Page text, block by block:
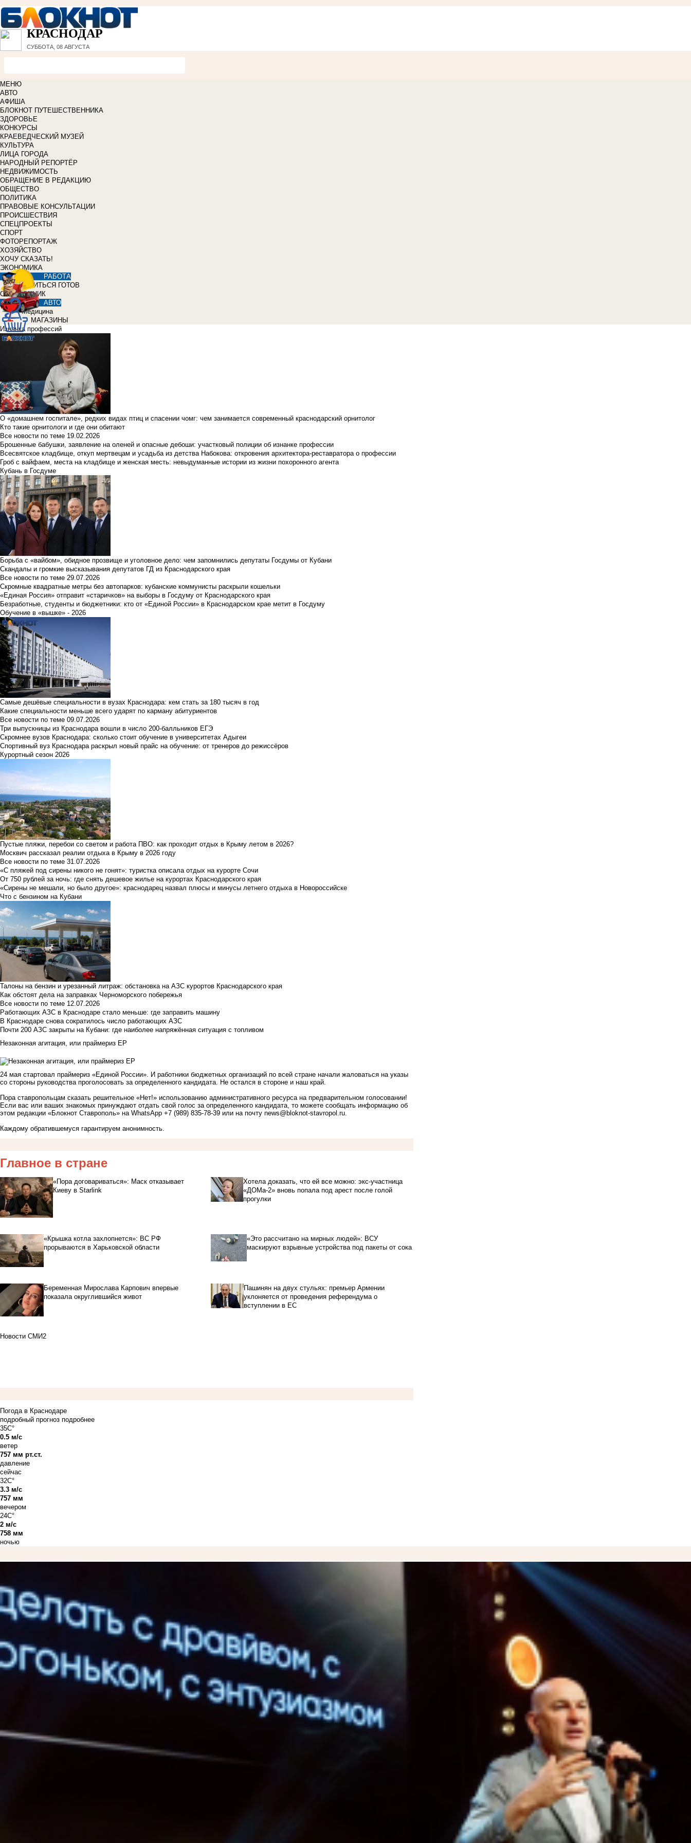
КРАСНОДАР
СУББОТА, 08 АВГУСТА
МЕНЮ
АВТО
АФИША
БЛОКНОТ ПУТЕШЕСТВЕННИКА
ЗДОРОВЬЕ
КОНКУРСЫ
КРАЕВЕДЧЕСКИЙ МУЗЕЙ
КУЛЬТУРА
ЛИЦА ГОРОДА
НАРОДНЫЙ РЕПОРТЁР
НЕДВИЖИМОСТЬ
ОБРАЩЕНИЕ В РЕДАКЦИЮ
ОБЩЕСТВО
ПОЛИТИКА
ПРАВОВЫЕ КОНСУЛЬТАЦИИ
ПРОИСШЕСТВИЯ
СПЕЦПРОЕКТЫ
СПОРТ
ФОТОРЕПОРТАЖ
ХОЗЯЙСТВО
ХОЧУ СКАЗАТЬ!
ЭКОНОМИКА
РАБОТА
УЧИТЬСЯ ГОТОВ
СПРАВОЧНИК
АВТО
Медицина
МАГАЗИНЫ
Изнанка профессий
О «домашнем госпитале», редких видах птиц и спасении чомг: чем занимается современный краснодарский орнитолог
Кто такие орнитологи и где они обитают
Все новости по теме 19.02.2026
Брошенные бабушки, заявление на оленей и опасные дебоши: участковый полиции об изнанке профессии
Всесвятское кладбище, откуп мертвецам и усадьба из детства Набокова: откровения архитектора-реставратора о профессии
Гроб с вайфаем, места на кладбище и женская месть: невыдуманные истории из жизни похоронного агента
Кубань в Госдуме
Борьба с «вайбом», обидное прозвище и уголовное дело: чем запомнились депутаты Госдумы от Кубани
Скандалы и громкие высказывания депутатов ГД из Краснодарского края
Все новости по теме 29.07.2026
Скромные квадратные метры без автопарков: кубанские коммунисты раскрыли кошельки
«Единая Россия» отправит «старичков» на выборы в Госдуму от Краснодарского края
Безработные, студенты и бюджетники: кто от «Единой России» в Краснодарском крае метит в Госдуму
Обучение в «вышке» - 2026
Самые дешёвые специальности в вузах Краснодара: кем стать за 180 тысяч в год
Какие специальности меньше всего ударят по карману абитуриентов
Все новости по теме 09.07.2026
Три выпускницы из Краснодара вошли в число 200-балльников ЕГЭ
Скромнее вузов Краснодара: сколько стоит обучение в университетах Адыгеи
Спортивный вуз Краснодара раскрыл новый прайс на обучение: от тренеров до режиссёров
Курортный сезон 2026
Пустые пляжи, перебои со светом и работа ПВО: как проходит отдых в Крыму летом в 2026?
Москвич рассказал реалии отдыха в Крыму в 2026 году
Все новости по теме 31.07.2026
«С пляжей под сирены никого не гонят»: туристка описала отдых на курорте Сочи
От 750 рублей за ночь: где снять дешевое жилье на курортах Краснодарского края
«Сирены не мешали, но было другое»: краснодарец назвал плюсы и минусы летнего отдыха в Новороссийске
Что с бензином на Кубани
Талоны на бензин и урезанный литраж: обстановка на АЗС курортов Краснодарского края
Как обстоят дела на заправках Черноморского побережья
Все новости по теме 12.07.2026
Работающих АЗС в Краснодаре стало меньше: где заправить машину
В Краснодаре снова сократилось число работающих АЗС
Почти 200 АЗС закрыты на Кубани: где наиболее напряжённая ситуация с топливом
Незаконная агитация, или праймериз ЕР
24 мая стартовал праймериз «Единой России». И работники бюджетных организаций по всей стране начали жаловаться на указы
со стороны руководства проголосовать за определенного кандидата. Не остался в стороне и наш край.
Пора ставропольцам сказать решительное «Нет!» использованию административного ресурса на предварительном голосовании!
Если вас или ваших знакомых принуждают отдать свой голос за определенного кандидата, то можете сообщать информацию об
этом редакции «Блокнот Ставрополь» на WhatsApp +7 (989) 835-78-39 или на почту news@bloknot-stavropol.ru.
Каждому обратившемуся гарантируем анонимность.
Главное в стране
«Пора договариваться»: Маск отказывает
Киеву в Starlink
Хотела доказать, что ей все можно: экс-участница
«ДОМа-2» вновь попала под арест после голой
прогулки
«Крышка котла захлопнется»: ВС РФ
прорываются в Харьковской области
«Это рассчитано на мирных людей»: ВСУ
маскируют взрывные устройства под пакеты от сока
Беременная Мирослава Карпович впервые
показала округлившийся живот
Пашинян на двух стульях: премьер Армении
уклоняется от проведения референдума о
вступлении в ЕС
Новости СМИ2
Погода в Краснодаре
подробный прогноз подробнее
35C°
0.5 м/с
ветер
757 мм рт.ст.
давление
сейчас
32C°
3.3 м/с
757 мм
вечером
24C°
2 м/с
758 мм
ночью